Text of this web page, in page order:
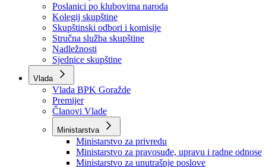
Skupština BPK Goražde
Rukovodstvo
Poslanici po strankama
Poslanici po klubovima naroda
Kolegij skupštine
Skupštinski odbori i komisije
Stručna služba skupštine
Nadležnosti
Sjednice skupštine
Vlada
Vlada BPK Goražde
Premijer
Članovi Vlade
Ministarstva